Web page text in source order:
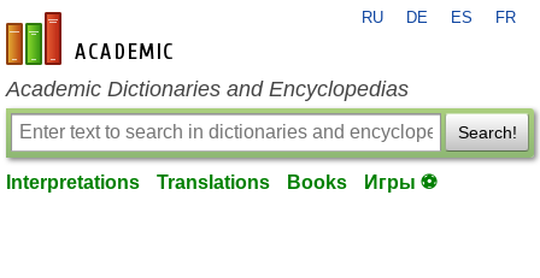
en-academic.com
RU DE ES FR
Academic Dictionaries and Encyclopedias
Search!
Interpretations Translations Books Игры ⚽